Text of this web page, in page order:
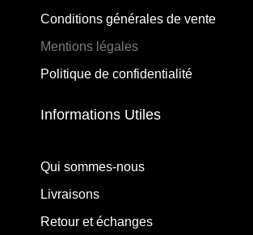
Conditions générales de vente
Mentions légales
Politique de confidentialité
Informations Utiles
Qui sommes-nous
Livraisons
Retour et échanges